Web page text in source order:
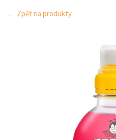
← Zpět na produkty